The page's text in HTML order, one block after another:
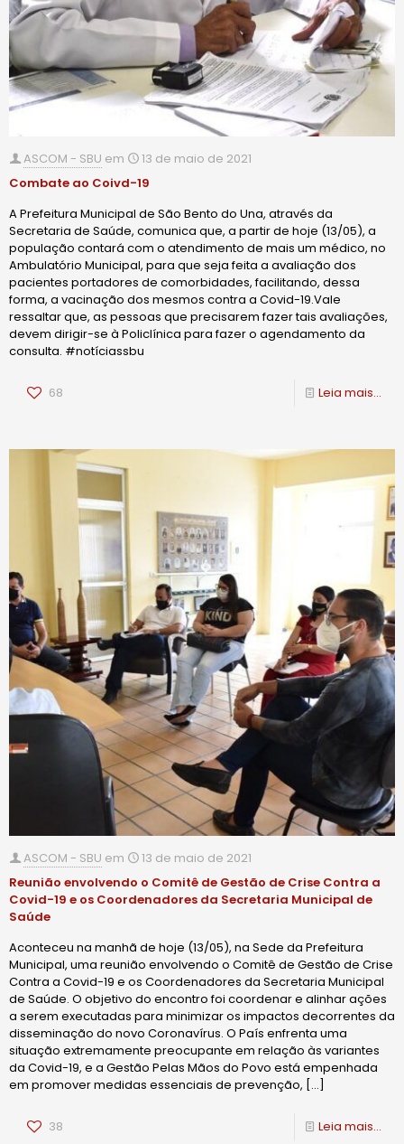
ASCOM - SBU em
13 de maio de 2021
Combate ao Coivd-19
A Prefeitura Municipal de São Bento do Una, através da
Secretaria de Saúde, comunica que, a partir de hoje (13/05), a
população contará com o atendimento de mais um médico, no
Ambulatório Municipal, para que seja feita a avaliação dos
pacientes portadores de comorbidades, facilitando, dessa
forma, a vacinação dos mesmos contra a Covid-19.Vale
ressaltar que, as pessoas que precisarem fazer tais avaliações,
devem dirigir-se à Policlínica para fazer o agendamento da
consulta. #notíciassbu
68 Leia mais...
ASCOM - SBU em
13 de maio de 2021
Reunião envolvendo o Comitê de Gestão de Crise Contra a
Covid-19 e os Coordenadores da Secretaria Municipal de
Saúde
Aconteceu na manhã de hoje (13/05), na Sede da Prefeitura
Municipal, uma reunião envolvendo o Comitê de Gestão de Crise
Contra a Covid-19 e os Coordenadores da Secretaria Municipal
de Saúde. O objetivo do encontro foi coordenar e alinhar ações
a serem executadas para minimizar os impactos decorrentes da
disseminação do novo Coronavírus. O País enfrenta uma
situação extremamente preocupante em relação às variantes
da Covid-19, e a Gestão Pelas Mãos do Povo está empenhada
em promover medidas essenciais de prevenção, […]
38 Leia mais...